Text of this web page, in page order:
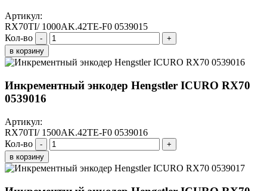
Артикул:
RX70TI/ 1000AK.42TE-F0 0539015
Кол-во
-
+
в корзину
Инкрементный энкодер Hengstler ICURO RX70
0539016
Артикул:
RX70TI/ 1500AK.42TE-F0 0539016
Кол-во
-
+
в корзину